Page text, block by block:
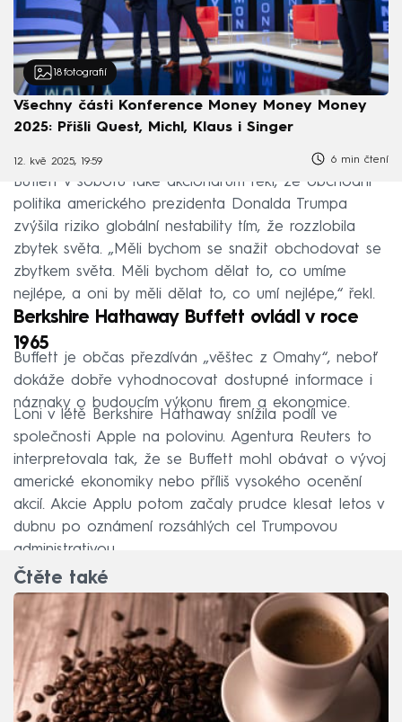
18 fotografií
Všechny části Konference Money Money Money
2025: Přišli Quest, Michl, Klaus i Singer
12. kvě 2025, 19:59 6 min čtení
Buffett v sobotu také akcionářům řekl, že obchodní
politika amerického prezidenta Donalda Trumpa
zvýšila riziko globální nestability tím, že rozzlobila
zbytek světa. „Měli bychom se snažit obchodovat se
zbytkem světa. Měli bychom dělat to, co umíme
nejlépe, a oni by měli dělat to, co umí nejlépe,“ řekl.
Berkshire Hathaway Buffett ovládl v roce
1965
Buffett je občas přezdíván „věštec z Omahy“, neboť
dokáže dobře vyhodnocovat dostupné informace i
náznaky o budoucím výkonu firem a ekonomice.
Loni v létě Berkshire Hathaway snížila podíl ve
společnosti Apple na polovinu. Agentura Reuters to
interpretovala tak, že se Buffett mohl obávat o vývoj
americké ekonomiky nebo příliš vysokého ocenění
akcií. Akcie Applu potom začaly prudce klesat letos v
dubnu po oznámení rozsáhlých cel Trumpovou
administrativou.
Čtěte také